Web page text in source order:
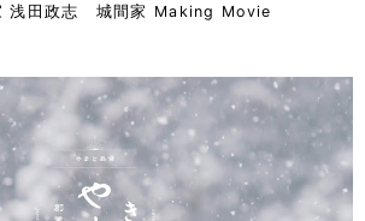
浅田政志 城間家 Making Movie